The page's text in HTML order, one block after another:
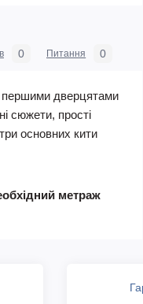
0 Питання 0
першими дверцятами
сюжети, прості
основних кити
метраж